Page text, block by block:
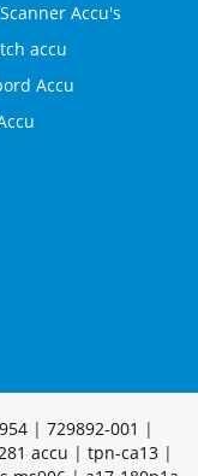
Accu's
accu
Accu
| 729892-001 |
accu | tpn-ca13|